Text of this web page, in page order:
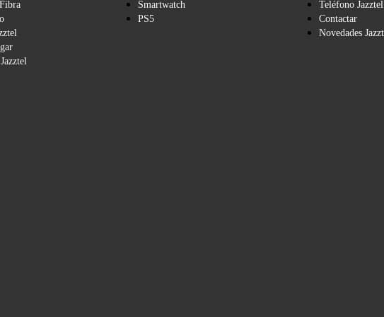
Smartwatch
PS5
Teléfono Jazztel
Contactar
Novedades